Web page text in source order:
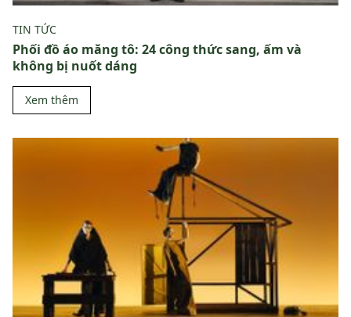
TIN TỨC
Phối đồ áo măng tô: 24 công thức sang, ấm và
không bị nuốt dáng
Xem thêm